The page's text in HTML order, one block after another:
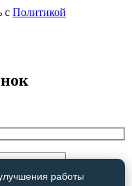
с Политикой
работы